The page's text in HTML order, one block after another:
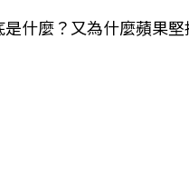
什麼？又為什麼蘋果